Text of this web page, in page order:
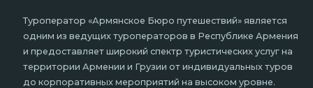
Туроператор «Армянское Бюро путешествий» является
одним из ведущих туроператоров в Республике Армения
и предоставляет широкий спектр туристических услуг на
территории Армении и Грузии от индивидуальных туров
до корпоративных мероприятий на высоком уровне.